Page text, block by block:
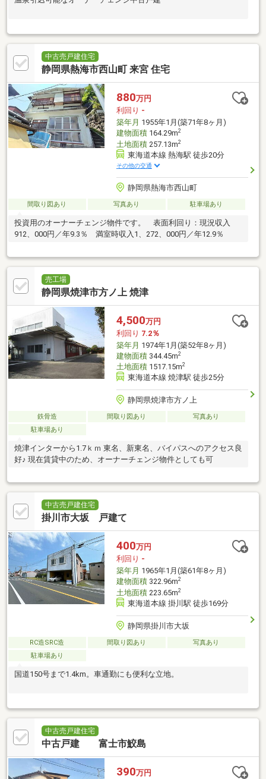
中古売戸建住宅
静岡県熱海市西山町 来宮 住宅
880万円
利回り -
築年月 1955年1月(築71年8ヶ月)
建物面積164.29m2
土地面積257.13m2
東海道本線 熱海駅 徒歩20分
その他の交通
静岡県熱海市西山町
間取り図あり 写真あり 駐車場あり
投資用のオーナーチェンジ物件です。 表面利回り：現況収入
912、000円／年9.3％ 満室時収入1、272、000円／年12.9％
売工場
静岡県焼津市方ノ上 焼津
4,500万円
利回り 7.2％
築年月 1974年1月(築52年8ヶ月)
建物面積344.45m2
土地面積1517.15m2
東海道本線 焼津駅 徒歩25分
静岡県焼津市方ノ上
鉄骨造 間取り図あり
写真あり
駐車場あり
焼津インターから1.7ｋｍ 東名、新東名、バイパスへのアクセス良
好♪ 現在賃貸中のため、オーナーチェンジ物件としても可
中古売戸建住宅
掛川市大坂 戸建て
400万円
利回り -
築年月 1965年1月(築61年8ヶ月)
建物面積322.96m2
土地面積223.65m2
東海道本線 掛川駅 徒歩169分
静岡県掛川市大坂
RC造SRC造 間取り図あり
写真あり
駐車場あり
国道150号まで1.4km。車通勤にも便利な立地。
中古売戸建住宅
中古戸建 富士市鮫島
390万円